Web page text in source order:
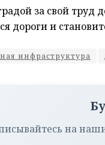
за свой труд
дороги и
инфраструктура
на